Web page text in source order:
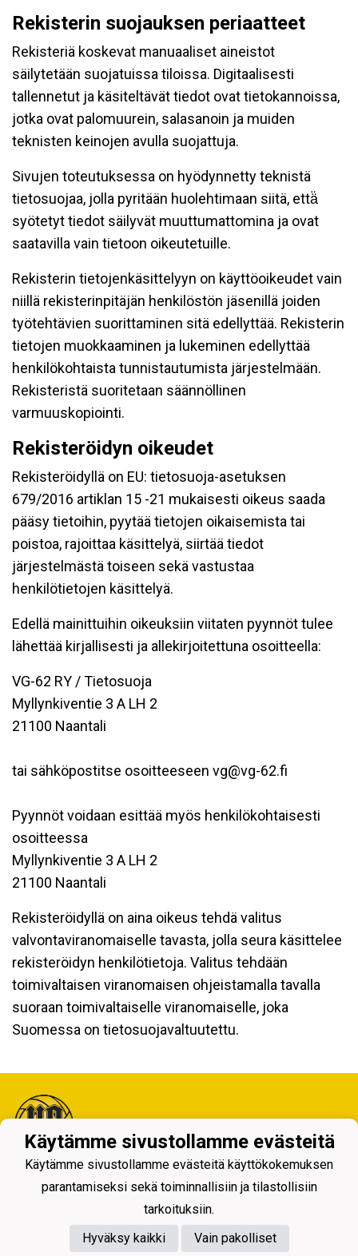
Rekisterin suojauksen periaatteet
Rekisteriä koskevat manuaaliset aineistot
säilytetään suojatuissa tiloissa. Digitaalisesti
tallennetut ja käsiteltävät tiedot ovat tietokannoissa,
jotka ovat palomuurein, salasanoin ja muiden
teknisten keinojen avulla suojattuja.
Sivujen toteutuksessa on hyödynnetty teknistä
tietosuojaa, jolla pyritään huolehtimaan siitä, että̈
syötetyt tiedot säilyvät muuttumattomina ja ovat
saatavilla vain tietoon oikeutetuille.
Rekisterin tietojenkäsittelyyn on käyttöoikeudet vain
niillä rekisterinpitäjän henkilöstön jäsenillä joiden
työtehtävien suorittaminen sitä edellyttää. Rekisterin
tietojen muokkaaminen ja lukeminen edellyttää
henkilökohtaista tunnistautumista järjestelmään.
Rekisteristä suoritetaan säännöllinen
varmuuskopiointi.
Rekisteröidyn oikeudet
Rekisteröidyllä on EU: tietosuoja-asetuksen
679/2016 artiklan 15 -21 mukaisesti oikeus saada
pääsy tietoihin, pyytää tietojen oikaisemista tai
poistoa, rajoittaa käsittelyä, siirtää tiedot
järjestelmästä toiseen sekä vastustaa
henkilötietojen käsittelyä.
Edellä mainittuihin oikeuksiin viitaten pyynnöt tulee
lähettää kirjallisesti ja allekirjoitettuna osoitteella:
VG-62 RY / Tietosuoja
Myllynkiventie 3 A LH 2
21100 Naantali
tai sähköpostitse osoitteeseen vg@vg-62.fi
Pyynnöt voidaan esittää myös henkilökohtaisesti
osoitteessa
Myllynkiventie 3 A LH 2
21100 Naantali
Rekisteröidyllä on aina oikeus tehdä valitus
valvontaviranomaiselle tavasta, jolla seura käsittelee
rekisteröidyn henkilötietoja. Valitus tehdään
toimivaltaisen viranomaisen ohjeistamalla tavalla
suoraan toimivaltaiselle viranomaiselle, joka
Suomessa on tietosuojavaltuutettu.
Tietosuojaseloste
Käytämme sivustollamme evästeitä
Käytämme sivustollamme evästeitä käyttökokemuksen
parantamiseksi sekä toiminnallisiin ja tilastollisiin
tarkoituksiin.
Hyväksy kaikki
Vain pakolliset